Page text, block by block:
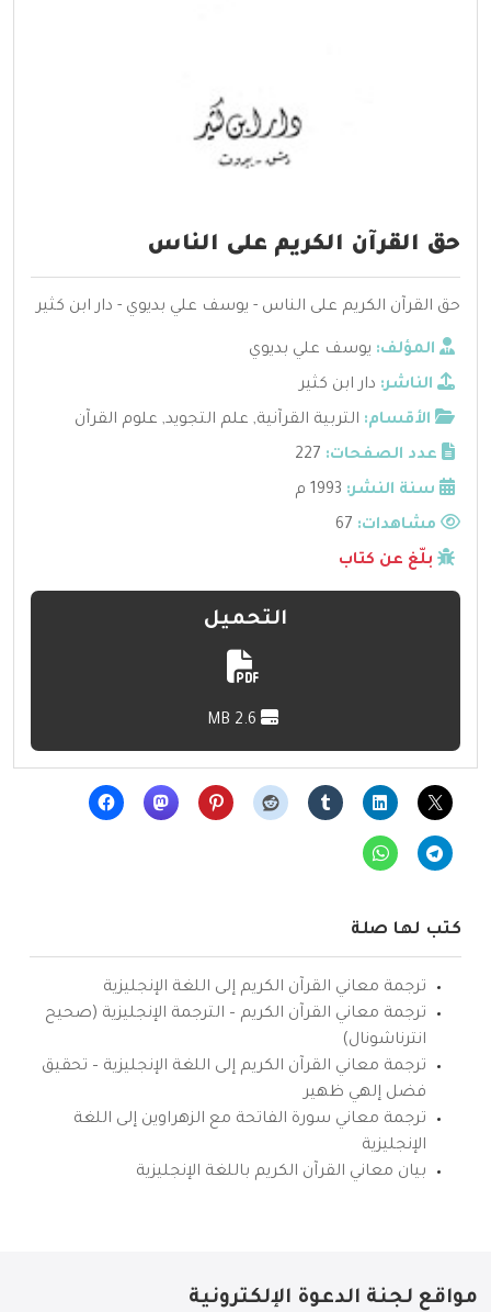
حق القرآن الكريم على الناس
حق القرآن الكريم على الناس - يوسف علي بديوي - دار ابن كثير
المؤلف: يوسف علي بديوي
الناشر: دار ابن كثير
الأقسام: التربية القرآنية, علم التجويد, علوم القرآن
عدد الصفحات: 227
سنة النشر: 1993 م
مشاهدات:
بلّغ عن كتاب
التحميل
كتب لها صلة
ترجمة معاني القرآن الكريم إلى اللغة الإنجليزية
ترجمة معاني القرآن الكريم – الترجمة الإنجليزية (صحيح
انترناشونال)
ترجمة معاني القرآن الكريم إلى اللغة الإنجليزية – تحقيق
فضل إلهي ظهير
ترجمة معاني سورة الفاتحة مع الزهراوين إلى اللغة
الإنجليزية
بيان معاني القرآن الكريم باللغة الإنجليزية
مواقع لجنة الدعوة الإلكترونية